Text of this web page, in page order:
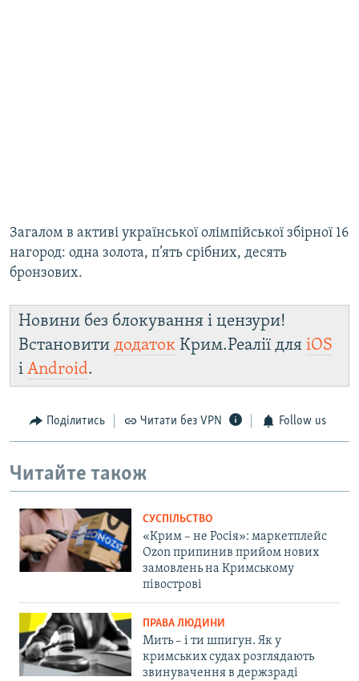
Загалом в активі української олімпійської збірної 16
нагород: одна золота, п’ять срібних, десять
бронзових.
Новини без блокування і цензури!
Встановити додаток Крим.Реалії для iOS
і Android.
Поділитись Читати без VPN Follow us
Читайте також
СУСПІЛЬСТВО
«Крим – не Росія»: маркетплейс
Ozon припинив прийом нових
замовлень на Кримському
півострові
ПРАВА ЛЮДИНИ
Мить – і ти шпигун. Як у
кримських судах розглядають
звинувачення в держзраді